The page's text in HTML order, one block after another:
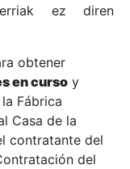
ez diren
obtener
en curso y
Fábrica
Casa de la
contratante del
del